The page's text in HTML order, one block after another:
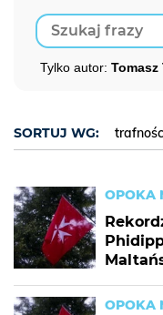
Tylko autor: Tomasz
SORTUJ WG:
OPOKA
OPOKA